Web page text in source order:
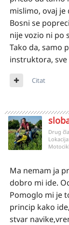
mislimo, ovaj je
Bosni se
nije vozio ni po
Tako da, samo
instruktora, sve
Citat
Drug
Ma nemam ja
dobro mi ide.
Pomoglo mi je
princip kako
stvar